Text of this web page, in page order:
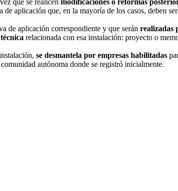
de aplicación que, en la mayoría de los casos, deben ser
de aplicación correspondiente y que serán realizadas
relacionada con esa instalación: proyecto o
se desmantela por empresas habilitadas
autónoma donde se registró inicialmente.